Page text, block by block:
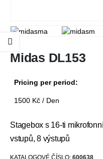
Midas DL153
Pricing per period:
1500 Kč / Den
Stagebox s 16-ti
vstupů, 8 výstupů